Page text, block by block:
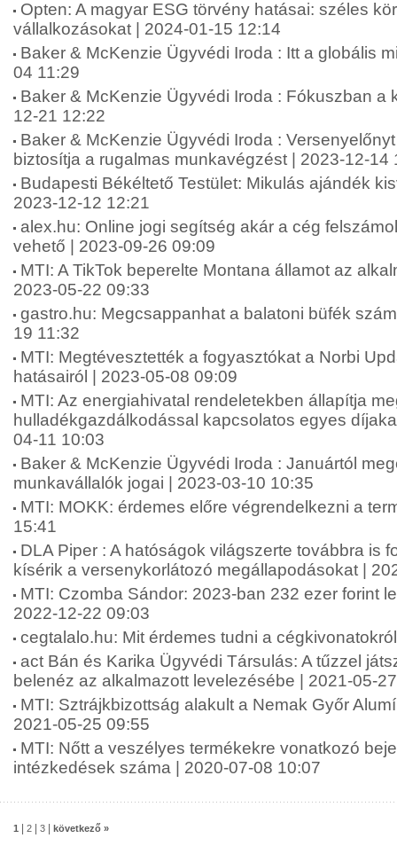
Opten: A magyar ESG törvény hatásai: széles
vállalkozásokat | 2024-01-15 12:14
Baker & McKenzie Ügyvédi Iroda : Itt a globális
04 11:29
Baker & McKenzie Ügyvédi Iroda : Fókuszban a
12-21 12:22
Baker & McKenzie Ügyvédi Iroda :
biztosítja a rugalmas munkavégzést | 2023-12-14
Budapesti Békéltető Testület: Mikulás ajándék
2023-12-12 12:21
alex.hu: Online jogi segítség akár a cég
vehető | 2023-09-26 09:09
MTI: A TikTok beperelte Montana államot az
2023-05-22 09:33
gastro.hu: Megcsappanhat a balatoni büfék
19 11:32
MTI: Megtévesztették a fogyasztókat a Norbi
hatásairól | 2023-05-08 09:09
MTI: Az energiahivatal rendeletekben állapítja
hulladékgazdálkodással kapcsolatos egyes
04-11 10:03
Baker & McKenzie Ügyvédi Iroda : Januártól
munkavállalók jogai | 2023-03-10 10:35
MTI: MOKK: érdemes előre végrendelkezni a
15:41
DLA Piper : A hatóságok világszerte továbbra is
kísérik a versenykorlátozó megállapodásokat |
MTI: Czomba Sándor: 2023-ban 232 ezer forint
2022-12-22 09:03
cegtalalo.hu: Mit érdemes tudni a
act Bán és Karika Ügyvédi Társulás: A tűzzel
belenéz az alkalmazott levelezésébe | 2021-05-
MTI: Sztrájkbizottság alakult a Nemak Győr
2021-05-25 09:55
MTI: Nőtt a veszélyes termékekre vonatkozó
intézkedések száma | 2020-07-08 10:07
1 2 3 következő »